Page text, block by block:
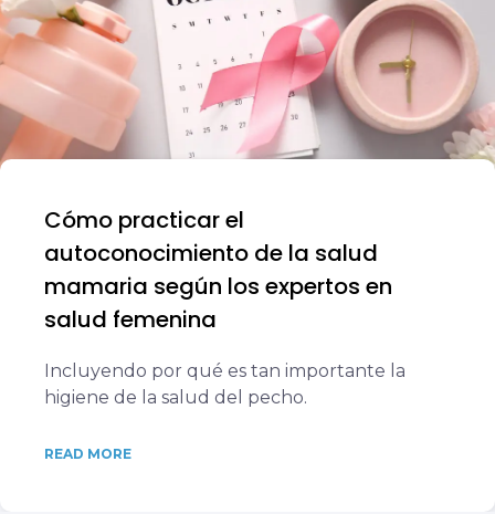
Cómo practicar el
autoconocimiento de la salud
mamaria según los expertos en
salud femenina
Incluyendo por qué es tan importante la
higiene de la salud del pecho.
READ MORE